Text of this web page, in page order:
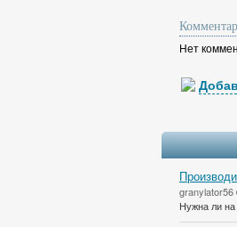
Нет
granylator56
Нужна ли